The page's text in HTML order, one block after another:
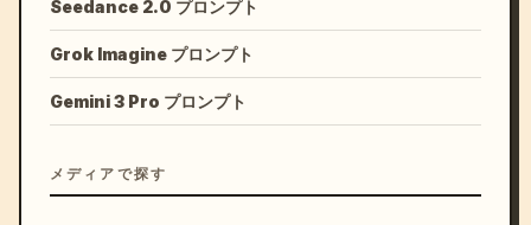
Seedance 2.0 プロンプト
Grok Imagine プロンプト
Gemini 3 Pro プロンプト
メディアで探す